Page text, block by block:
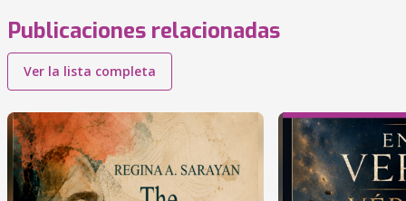
Publicaciones relacionadas
Ver la lista completa